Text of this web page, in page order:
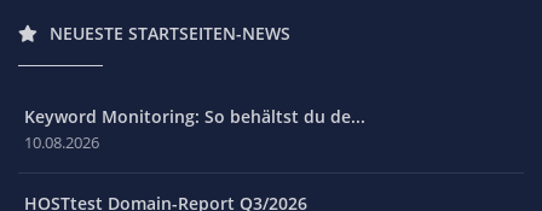
NEUESTE STARTSEITEN-NEWS
Keyword Monitoring: So behältst du de...
10.08.2026
HOSTtest Domain-Report Q3/2026